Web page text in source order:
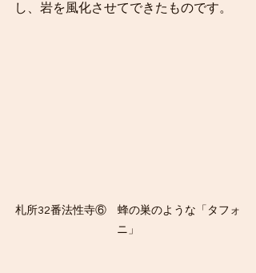
し、岩を風化させてできたものです。
札所32番法性寺⑥　蜂の巣のような「タフォ
ニ」